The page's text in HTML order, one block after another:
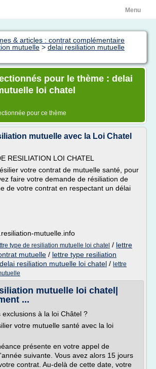
Menu
& articles : contrat complémentaire
mutuelle > delai resiliation mutuelle
pour le thème : delai
loi chatel
pour ce thème
mutuelle avec la Loi Chatel
RESILIATION LOI CHATEL
votre contrat de mutuelle santé, pour
faire votre demande de résiliation de
de votre contrat en respectant un délai
mutuelle.info
type de resiliation mutuelle loi chatel / lettre
mutuelle / lettre type resiliation
delai resiliation mutuelle loi chatel / lettre
mutuelle loi chatel|
...
exclusions à la loi Châtel ?
votre mutuelle santé avec la loi
présente en votre appel de
suivante. Vous avez alors 15 jours
contrat. Au-delà de cette date, votre